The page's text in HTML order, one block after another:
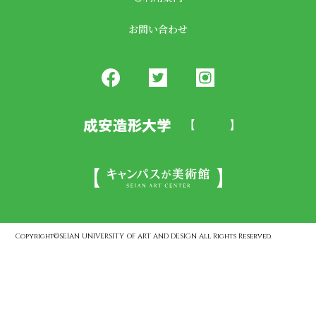
お問い合わせ
Copyright©SEIAN UNIVERSITY OF ART AND DESIGN All Rights Reserved.